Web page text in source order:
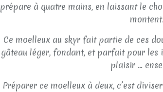
prépare à quatre mains, en laissant le
montent.
Ce moelleux au skyr fait partie de ces
gâteau léger, fondant, et parfait pour les
plaisir …
Préparer ce moelleux à deux, c’est